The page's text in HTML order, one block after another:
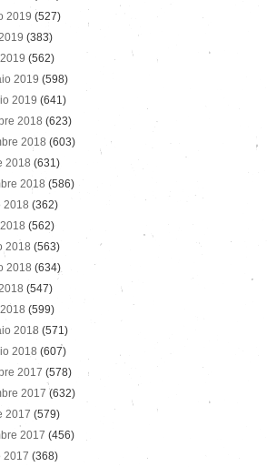
2019 (527)
(383)
(562)
2019 (598)
2019 (641)
2018 (623)
2018 (603)
2018 (631)
2018 (586)
2018 (362)
(562)
2018 (563)
2018 (634)
(547)
(599)
2018 (571)
2018 (607)
2017 (578)
2017 (632)
2017 (579)
2017 (456)
2017 (368)